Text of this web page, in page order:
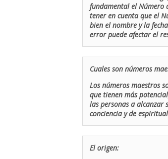
fundamental el Número
tener en cuenta que el
bien el nombre y la
error puede afectar el
Cuales son números
Los números maestros
que tienen más
las personas a alcanzar
conciencia y de
El origen: